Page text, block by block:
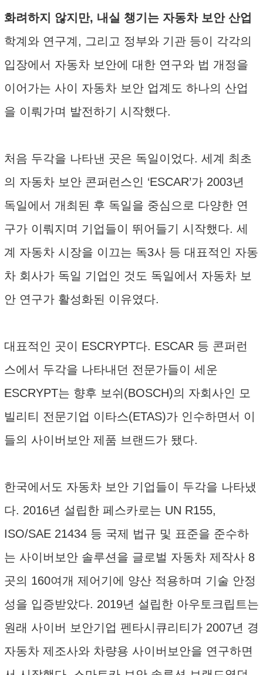
화려하지 않지만, 내실 챙기는 자동차 보안 산업
학계와 연구계, 그리고 정부와 기관 등이 각각의
입장에서 자동차 보안에 대한 연구와 법 개정을
이어가는 사이 자동차 보안 업계도 하나의 산업
을 이뤄가며 발전하기 시작했다.
처음 두각을 나타낸 곳은 독일이었다. 세계 최초
의 자동차 보안 콘퍼런스인 ‘ESCAR’가 2003년
독일에서 개최된 후 독일을 중심으로 다양한 연
구가 이뤄지며 기업들이 뛰어들기 시작했다. 세
계 자동차 시장을 이끄는 독3사 등 대표적인 자동
차 회사가 독일 기업인 것도 독일에서 자동차 보
안 연구가 활성화된 이유였다.
대표적인 곳이 ESCRYPT다. ESCAR 등 콘퍼런
스에서 두각을 나타내던 전문가들이 세운
ESCRYPT는 향후 보쉬(BOSCH)의 자회사인 모
빌리티 전문기업 이타스(ETAS)가 인수하면서 이
들의 사이버보안 제품 브랜드가 됐다.
한국에서도 자동차 보안 기업들이 두각을 나타냈
다. 2016년 설립한 페스카로는 UN R155,
ISO/SAE 21434 등 국제 법규 및 표준을 준수하
는 사이버보안 솔루션을 글로벌 자동차 제작사 8
곳의 160여개 제어기에 양산 적용하며 기술 안정
성을 입증받았다. 2019년 설립한 아우토크립트는
원래 사이버 보안기업 펜타시큐리티가 2007년 경
자동차 제조사와 차량용 사이버보안을 연구하면